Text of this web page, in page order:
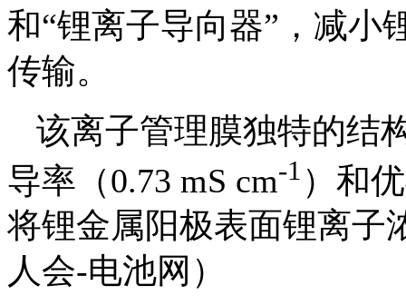
和“锂离子导向器”，减小
传输。
该离子管理膜独特的结
导率（0.73 mS cm-1 ）和
将锂金属阳极表面锂离子
人会-电池网）